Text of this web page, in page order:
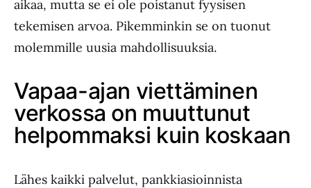
aikaa, mutta se ei ole poistanut fyysisen
tekemisen arvoa. Pikemminkin se on tuonut
molemmille uusia mahdollisuuksia.
Vapaa-ajan viettäminen
verkossa on muuttunut
helpommaksi kuin koskaan
Lähes kaikki palvelut, pankkiasioinnista